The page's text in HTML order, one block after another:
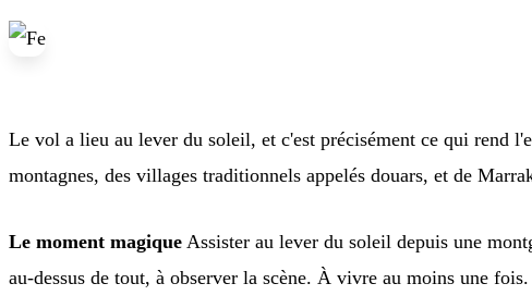
Le vol a lieu au lever du soleil, et c'est précisément ce qui rend
montagnes, des villages traditionnels appelés douars, et de
Le moment magique Assister au lever du soleil depuis une
au-dessus de tout, à observer la scène. À vivre au moins une fois.